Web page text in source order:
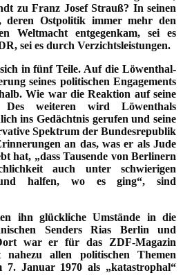
zu Franz Josef Strauß? In seinen
deren Ostpolitik immer mehr den
Weltmacht entgegenkam, sei es
sei es durch Verzichtsleistungen.
in fünf Teile. Auf die Löwenthal-
seines politischen Engagements
Wie war die Reaktion auf seine
Des weiteren wird Löwenthals
ins Gedächtnis gerufen und seine
Spektrum der Bundesrepublik
an das, was er als Jude
hat, „dass Tausende von Berlinern
auch unter schwierigen
und halfen, wo es ging“, sind
ihn glückliche Umstände in die
Senders Rias Berlin und
war er für das ZDF-Magazin
allen politischen Themen
7. Januar 1970 als „katastrophal“